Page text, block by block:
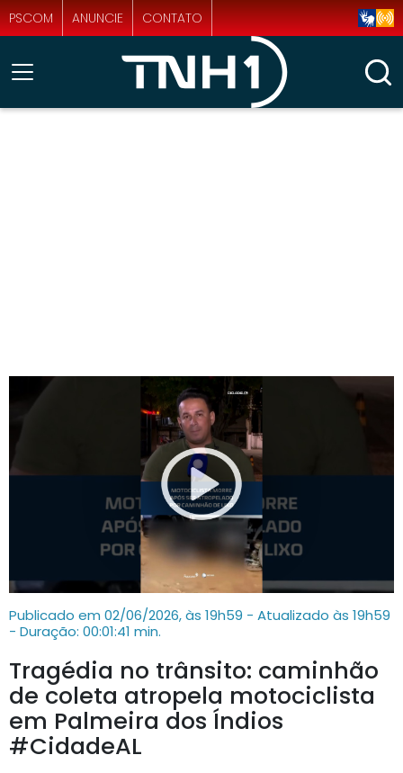
PSCOM ANUNCIE CONTATO
Publicado em 02/06/2026, às 19h59 - Atualizado às 19h59
- Duração: 00:01:41 min.
Tragédia no trânsito: caminhão
de coleta atropela motociclista
em Palmeira dos Índios
#CidadeAL